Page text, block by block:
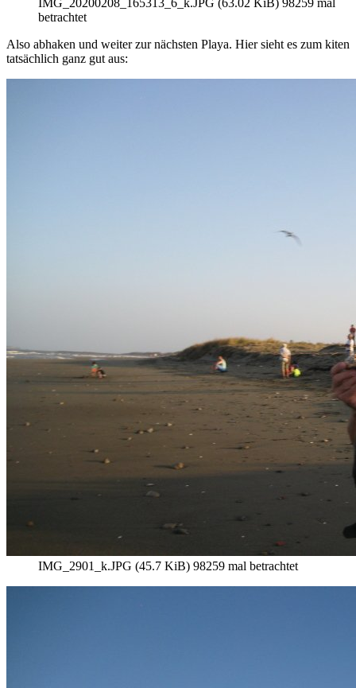
IMG_20200208_165313_6_k.JPG (63.02 KiB) 98259 mal
betrachtet
Also abhaken und weiter zur nächsten Playa. Hier sieht es zum kiten
tatsächlich ganz gut aus:
IMG_2901_k.JPG (45.7 KiB) 98259 mal betrachtet